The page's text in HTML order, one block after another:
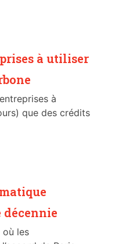
à utiliser
à
que des crédits
décennie
où les